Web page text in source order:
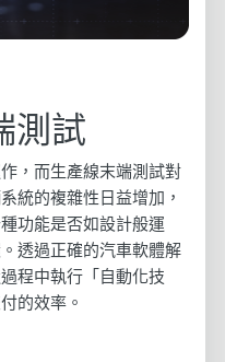
測試
，而生產線末端測試對
統的複雜性日益增加，
功能是否如設計般運
透過正確的汽車軟體解
程中執行「自動化技
的效率。